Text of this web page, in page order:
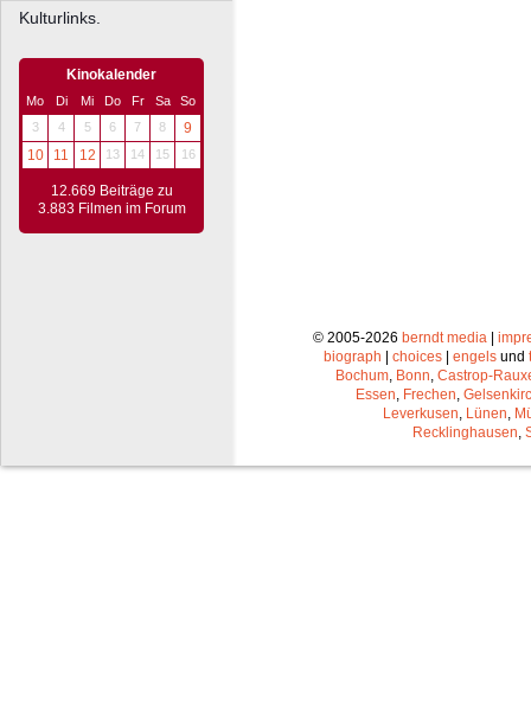
Kulturlinks.
Kinokalender
Mo Di Mi Do Fr Sa
So
3
4 5 6 7 8
9
10
11 12 13 14 15 16
12.669 Beiträge zu
3.883 Filmen im Forum
© 2005-2026 berndt media|
biograph
choices engels und
Bochum, Bonn, Castrop-
Essen, Frechen,
Leverkusen, Lünen,
Recklinghausen,